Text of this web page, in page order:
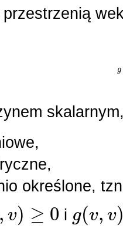
przestrzenią
g
g
określone,
, v) ≥ 0 i g(v, v
g(v ,v =0